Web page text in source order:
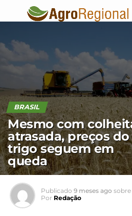
BRASIL
Mesmo com
atrasada, preços do
trigo seguem em
queda
Publicado 9 meses ago sobre
Por Redação